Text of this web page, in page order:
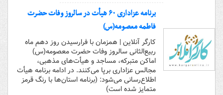
برنامه عزاداری ۶۰ هیأت در سالروز وفات حضرت
فاطمه معصومه(س)
کارگر آنلاین | همزمان با فرارسیدن روز دهم ماه
ربیع‌الثانی سالروز وفات حضرت معصومه(س)
اماکن متبرکه، مساجد و هیأت‌های مذهبی،
مجالس عزاداری برپا می‌کنند. در ادامه برنامه هیأت
اطلاع‌رسانی می‌شود: (برنامه استان‌ها با رنگ قرمز
متمایز شده است)